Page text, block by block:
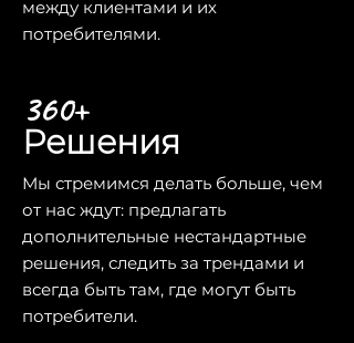
между клиентами и их
потребителями.
360+
Решения
Мы стремимся делать больше, чем
от нас ждут: предлагать
дополнительные нестандартные
решения, следить за трендами и
всегда быть там, где могут быть
потребители.